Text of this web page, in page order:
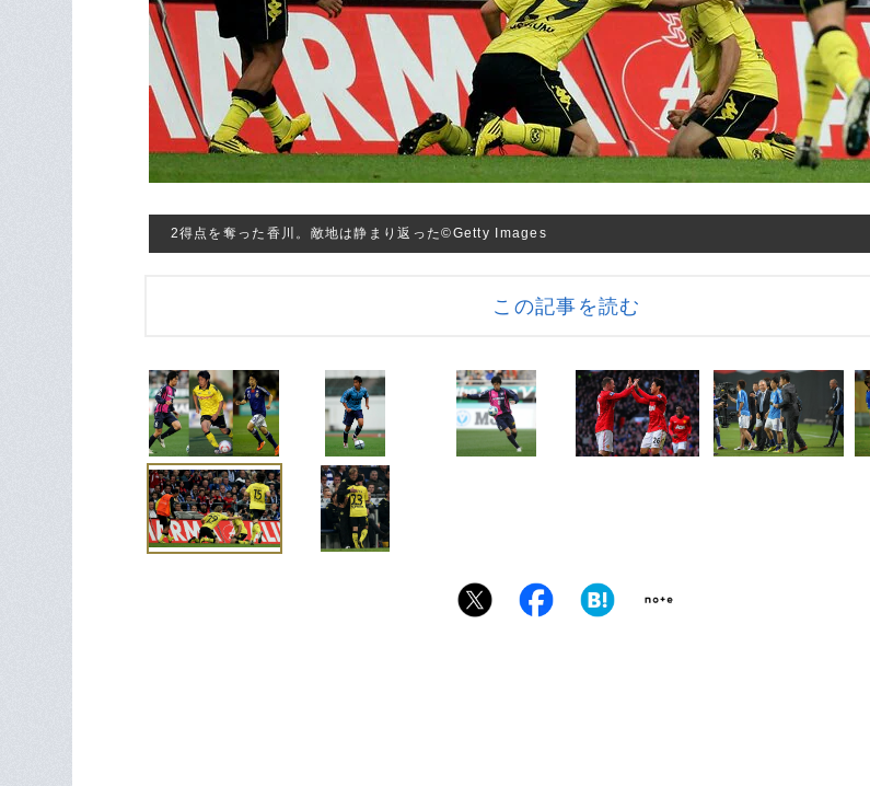
2得点を奪った香川。敵地は静まり返った©Getty Images
この記事を読む